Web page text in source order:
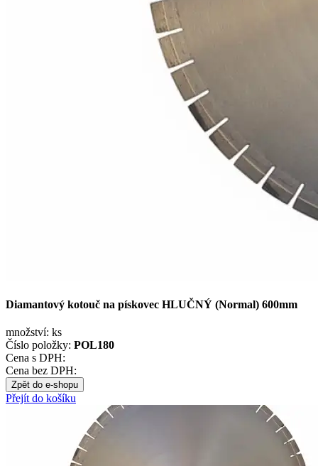
Diamantový kotouč na pískovec HLUČNÝ (Normal) 600mm
množství: ks
Číslo položky: POL180
Cena s DPH:
Cena bez DPH:
Zpět do e-shopu
Přejít do košíku